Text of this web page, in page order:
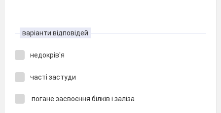
варіанти відповідей
недокрів'я
часті застуди
погане засвоєння білків і заліза